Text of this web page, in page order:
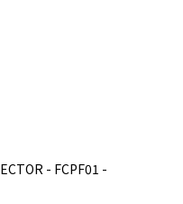
- FCPF01 -